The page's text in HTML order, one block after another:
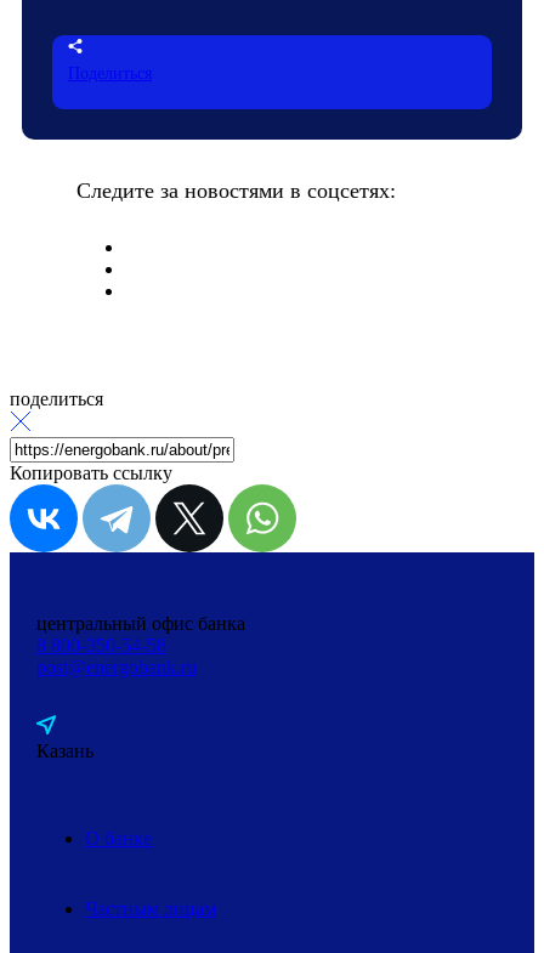
Поделиться
Следите за новостями в соцсетях:
поделиться
Копировать ссылку
центральный офис банка
8 800-350-54-58
post@energobank.ru
Казань
О банке
Частным лицам